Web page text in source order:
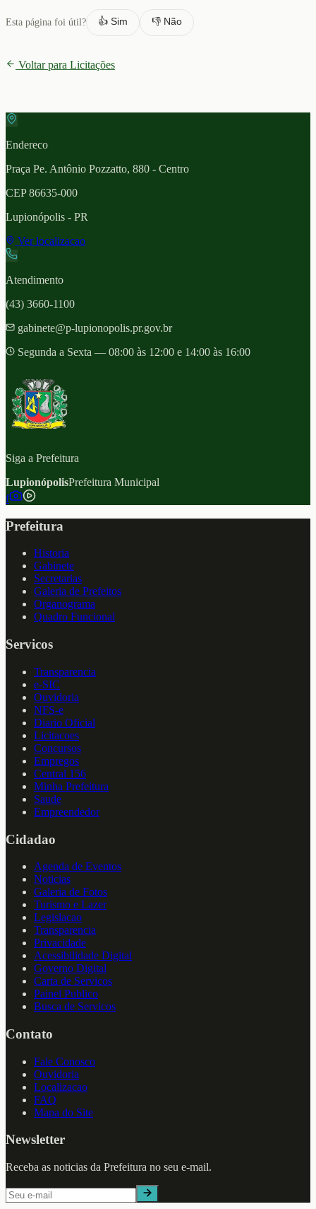
Esta página foi útil? 👍 Sim 👎 Não
Voltar para Licitações
Endereco
Praça Pe. Antônio Pozzatto, 880 - Centro
CEP86635-000
Lupionópolis - PR
Ver localizacao
Atendimento
(43) 3660-1100
gabinete@p-lupionopolis.pr.gov.br
Segunda a Sexta — 08:00 às 12:00 e 14:00 às 16:00
Siga a Prefeitura
LupionópolisPrefeitura Municipal
f
Prefeitura
Historia
Gabinete
Secretarias
Galeria de Prefeitos
Organograma
Quadro Funcional
Servicos
Transparencia
e-SIC
Ouvidoria
NFS-e
Diario Oficial
Licitacoes
Concursos
Empregos
Central 156
Minha Prefeitura
Saude
Empreendedor
Cidadao
Agenda de Eventos
Noticias
Galeria de Fotos
Turismo e Lazer
Legislacao
Transparencia
Privacidade
Acessibilidade Digital
Governo Digital
Carta de Servicos
Painel Publico
Busca de Servicos
Contato
Fale Conosco
Ouvidoria
Localizacao
FAQ
Mapa do Site
Newsletter
Receba as noticias da Prefeitura no seu e-mail.